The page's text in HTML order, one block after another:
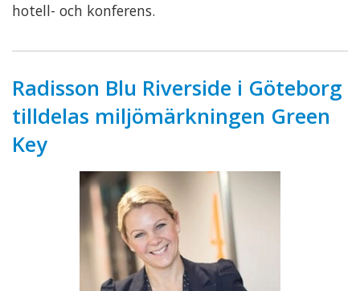
hotell- och konferens.
Radisson Blu Riverside i Göteborg
tilldelas miljömärkningen Green
Key